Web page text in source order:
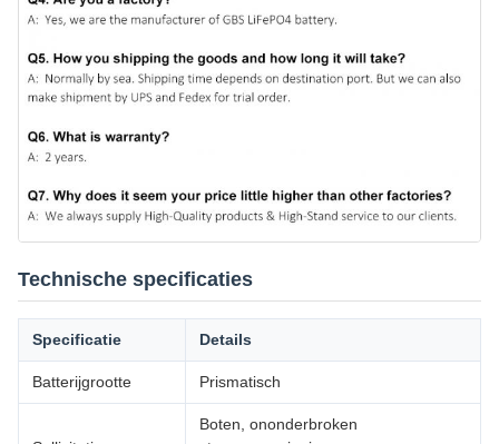
Technische specificaties
Specificatie Details
Batterijgrootte Prismatisch
Boten, ononderbroken